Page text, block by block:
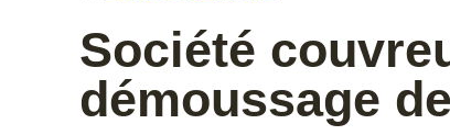
Société
démoussage